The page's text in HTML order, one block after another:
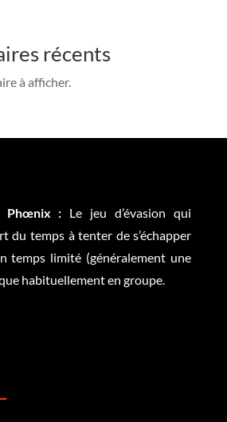
récents
à afficher.
Phœnix : Le jeu d’évasion qui
du temps à tenter de s’échapper
temps limité (généralement une
habituellement en groupe.